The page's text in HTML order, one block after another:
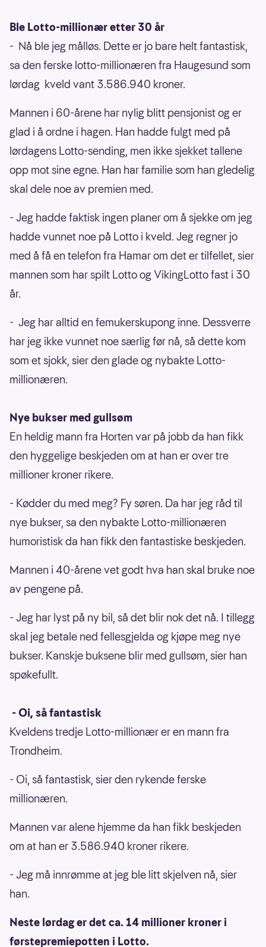
Ble Lotto-millionær etter 30 år
- Nå ble jeg målløs. Dette er jo bare helt fantastisk,
sa den ferske lotto-millionæren fra Haugesund som
lørdag kveld vant 3.586.940 kroner.
Mannen i 60-årene har nylig blitt pensjonist og er
glad i å ordne i hagen. Han hadde fulgt med på
lørdagens Lotto-sending, men ikke sjekket tallene
opp mot sine egne. Han har familie som han gledelig
skal dele noe av premien med.
- Jeg hadde faktisk ingen planer om å sjekke om jeg
hadde vunnet noe på Lotto i kveld. Jeg regner jo
med å få en telefon fra Hamar om det er tilfellet, sier
mannen som har spilt Lotto og VikingLotto fast i 30
år.
- Jeg har alltid en femukerskupong inne. Dessverre
har jeg ikke vunnet noe særlig før nå, så dette kom
som et sjokk, sier den glade og nybakte Lotto-
millionæren.
Nye bukser med gullsøm
En heldig mann fra Horten var på jobb da han fikk
den hyggelige beskjeden om at han er over tre
millioner kroner rikere.
- Kødder du med meg? Fy søren. Da har jeg råd til
nye bukser, sa den nybakte Lotto-millionæren
humoristisk da han fikk den fantastiske beskjeden.
Mannen i 40-årene vet godt hva han skal bruke noe
av pengene på.
- Jeg har lyst på ny bil, så det blir nok det nå. I tillegg
skal jeg betale ned fellesgjelda og kjøpe meg nye
bukser. Kanskje buksene blir med gullsøm, sier han
spøkefullt.
- Oi, så fantastisk
Kveldens tredje Lotto-millionær er en mann fra
Trondheim.
- Oi, så fantastisk, sier den rykende ferske
millionæren.
Mannen var alene hjemme da han fikk beskjeden
om at han er 3.586.940 kroner rikere.
- Jeg må innrømme at jeg ble litt skjelven nå, sier
han.
Neste lørdag er det ca. 14 millioner kroner i
førstepremiepotten i Lotto.